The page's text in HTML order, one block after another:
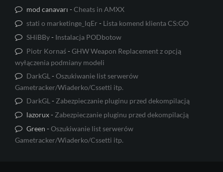
mod canavarı -Cheats in AMXX
stati o marketinge_lqEr - Lista komend klienta CS:GO
SHiBBy- Instalacja PODbotow
Piotr Kornaś-GHW Weapon Replacement z opcją
wyłączenia podmiany modeli
DarkGL -Oszukiwanie list serwerów
Gametracker/Wiaderko/Cssetti itp.
DarkGL - Zabezpieczanie pluginu przed dekompilacją
lazorux- Zabezpieczanie pluginu przed dekompilacją
Green -Oszukiwanie list serwerów
Gametracker/Wiaderko/Cssetti itp.